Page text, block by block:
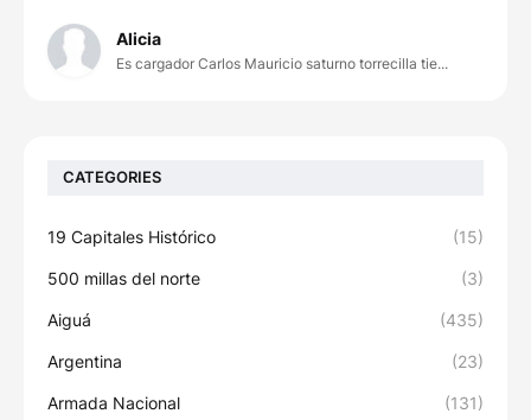
Alicia
Es cargador Carlos Mauricio saturno torrecilla tie...
CATEGORIES
19 Capitales Histórico (15)
500 millas del norte (3)
Aiguá (435)
Argentina (23)
Armada Nacional (131)